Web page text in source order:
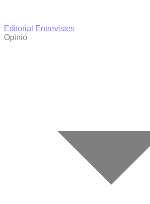
Editorial
Entrevistes
Opinió